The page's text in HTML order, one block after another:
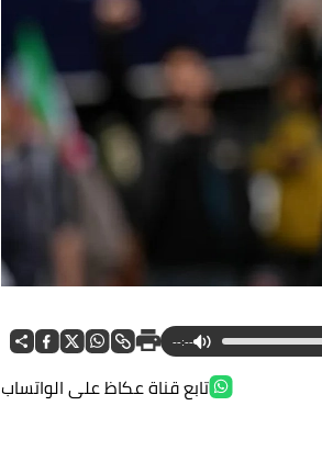
--:--
تابع قناة عكاظ على الواتساب